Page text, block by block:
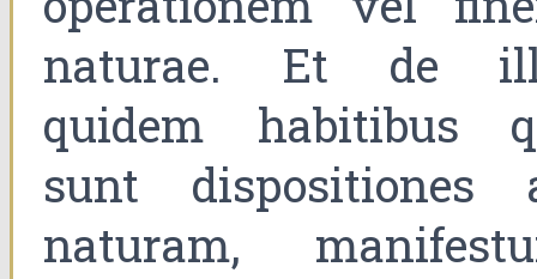
naturae. Et de
quidem habitibus
sunt dispositiones
naturam,